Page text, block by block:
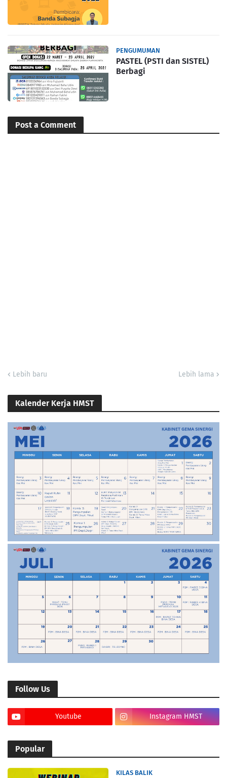
PENGUMUMAN
PASTEL (PSTI dan SISTEL)
Berbagi
Post a Comment
Lebih baru Lebih lama
Kalender Kerja HMST
Follow Us
Youtube Instagram HMST
Popular
KILAS BALIK